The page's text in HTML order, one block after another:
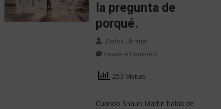
la pregunta de
porqué.
Carlos Ultrarun
Leave A Comment
253 Visitas
Cuando Shaun Martin habla de